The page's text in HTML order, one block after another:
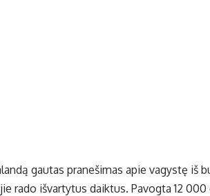
gautas pranešimas apie vagystę
rado išvartytus daiktus. Pavogta 12